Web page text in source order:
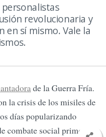
revolucionaria y
en sí mismo. Vale la
de la Guerra Fría.
la crisis de los misiles de
días popularizando
combate social primero y